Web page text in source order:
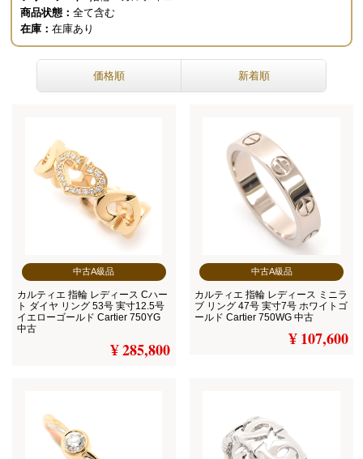
商品状態：全て含む
在庫：在庫あり
価格順 新着順
中古A級品
カルティエ 指輪 レディース Cハー
ト ダイヤ リング 53号 実寸12.5号
イエローゴールド Cartier 750YG
中古
¥ 285,800
中古A級品
カルティエ 指輪 レディース ミニラ
ブ リング 47号 実寸7号 ホワイトゴ
ールド Cartier 750WG 中古
¥ 107,600